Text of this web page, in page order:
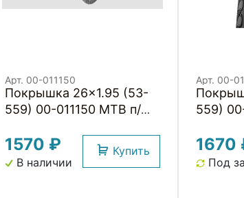
Арт. 00-011150
Покрышка 26x1.95 (53-
559) 00-011150 MTB п/
СЛОЙ 3мм (25) H.R.T.
1570 ₽
В наличии
Купить
Арт. 00-
Покрышка
559)
СЛОЙ
1670
Под